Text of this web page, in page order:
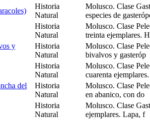
Historia
Natural
Molusco. Clase
especies de
Historia
Natural
Molusco. Clase
treinta ejemplares. H
y
Historia
Natural
Molusco. Clase
bivalvos y gasteróp
Historia
Natural
Molusco. Clase
cuarenta ejemplares.
del
Historia
Natural
Molusco. Clase
en abanico, con do
Historia
Natural
Molusco. Clase
ejemplares. Lapa, f